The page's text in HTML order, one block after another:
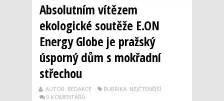
Absolutním vítězem
ekologické soutěže E.ON
Energy Globe je pražský
úsporný dům s mokřadní
střechou
AUTOR: REDAKCE
RUBRIKA: NEJČTENĚJŠÍ
0 KOMENTÁŘŮ